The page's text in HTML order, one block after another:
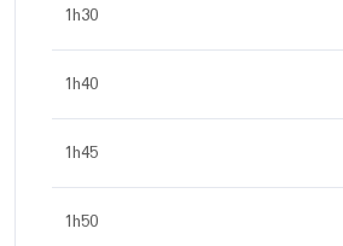
1h30
1h40
1h45
1h50